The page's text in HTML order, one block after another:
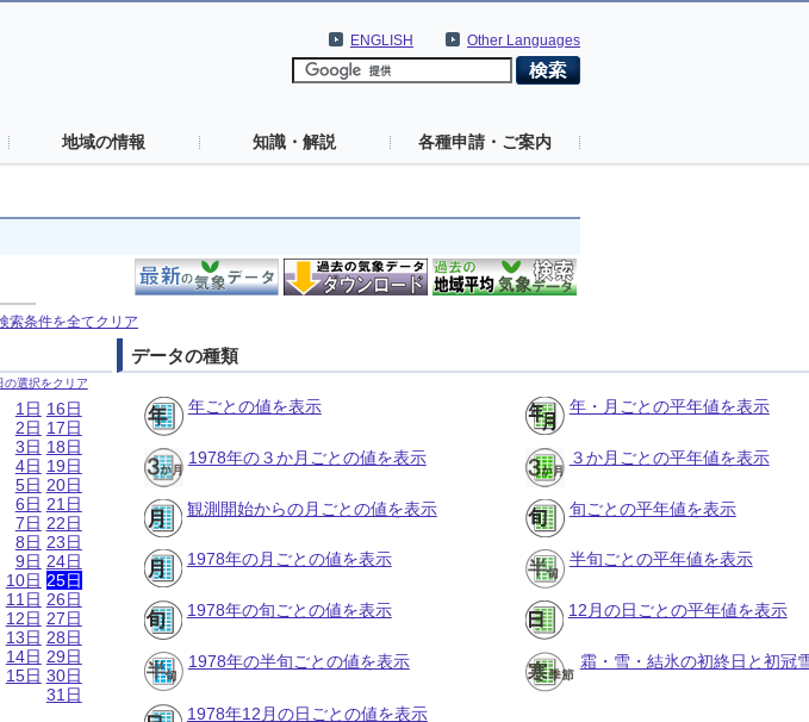
Other Languages
ENGLISH
地域の情報 知識・解説 各種申請・ご案内
索条件を全てクリア
の選択をクリア
1日
2日
3日
4日
5日
6日
7日
8日
9日
10日
11日
12日
13日
14日
15日
16日
17日
18日
19日
20日
21日
22日
23日
24日
25日
26日
27日
28日
29日
30日
31日
データの種類
年ごとの値を表示 年・月ごとの平年値を表示
1978年の３か月ごとの値を表示 ３か月ごとの平年値を表示
観測開始からの月ごとの値を表示 旬ごとの平年値を表示
1978年の月ごとの値を表示 半旬ごとの平年値を表示
1978年の旬ごとの値を表示 12月の日ごとの平年値を表示
1978年の半旬ごとの値を表示 霜・雪・結氷の初終日と初冠
1978年12月の日ごとの値を表示